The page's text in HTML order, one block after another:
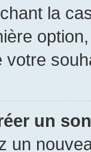
la
un
un